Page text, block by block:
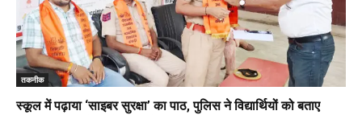
तकनीक
स्कूल में पढ़ाया ‘साइबर सुरक्षा’ का पाठ, पुलिस ने विद्यार्थियों को बताए